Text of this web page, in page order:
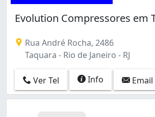
Evolution Compressores em
Rua André Rocha, 2486
Taquara - Rio de Janeiro - RJ
Ver Tel Info Email